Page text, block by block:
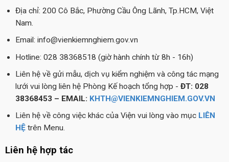
Địa chỉ: 200 Cô Bắc, Phường Cầu Ông Lãnh, Tp.HCM, Việt
Nam.
Email: info@vienkiemnghiem.gov.vn
Hotline: 028 38368518 (giờ hành chính từ 8h - 16h)
Liên hệ về gửi mẫu, dịch vụ kiểm nghiệm và công tác mạng
lưới vui lòng liên hệ Phòng Kế hoạch tổng hợp - ĐT: 028
38368453 – EMAIL: KHTH@VIENKIEMNGHIEM.GOV.VN
Liên hệ về công việc khác của Viện vui lòng vào mục LIÊN
HỆtrên Menu.
Liên hệ hợp tác